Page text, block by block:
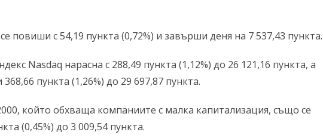
повиши с 54,19 пункта (0,72%) и завърши деня на 7 537,43 пункта.
Nasdaq нарасна с 288,49 пункта (1,12%) до 26 121,16 пункта, а
пункта (1,26%) до 29 697,87 пункта.
който обхваща компаниите с малка капитализация, също се
(0,45%) до 3 009,54 пункта.